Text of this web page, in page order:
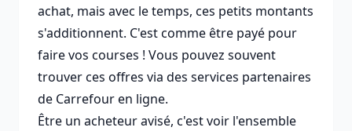
achat, mais avec le temps, ces petits montants
s'additionnent. C'est comme être payé pour
faire vos courses ! Vous pouvez souvent
trouver ces offres via des services partenaires
de Carrefour en ligne.
Être un acheteur avisé, c'est voir l'ensemble